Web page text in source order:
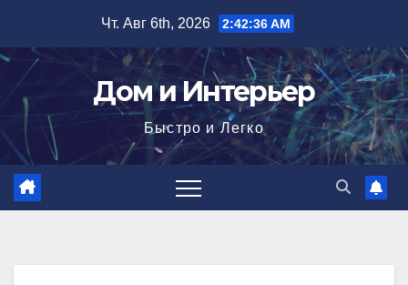
содержимому
Чт. Авг 6th, 2026 2:42:37 AM
Дом и Интерьер
Быстро и Легко